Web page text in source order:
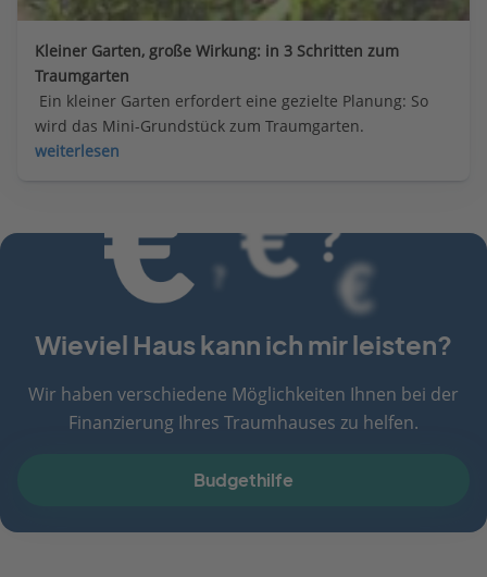
Kleiner Garten, große Wirkung: in 3 Schritten zum
Traumgarten
Ein kleiner Garten erfordert eine gezielte Planung: So
wird das Mini-Grundstück zum Traumgarten.
weiterlesen
Wieviel Haus kann ich mir leisten?
Wir haben verschiedene Möglichkeiten Ihnen bei der
Finanzierung Ihres Traumhauses zu helfen.
Budgethilfe